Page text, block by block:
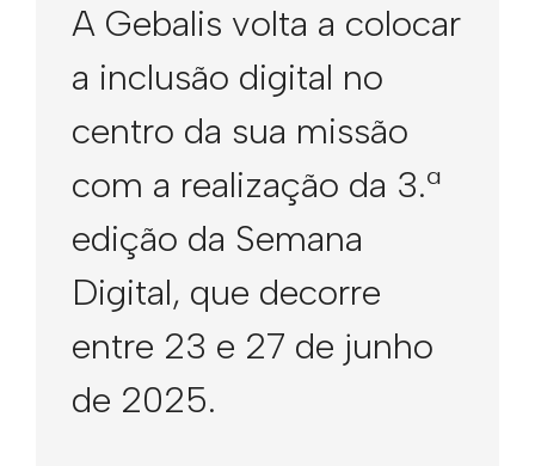
A Gebalis volta a colocar
a inclusão digital no
centro da sua missão
com a realização da 3.ª
edição da Semana
Digital, que decorre
entre 23 e 27 de junho
de 2025.